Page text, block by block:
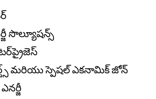
సొల్యూషన్స్
మరియు స్పెషల్ ఎకనామిక్ జోన్